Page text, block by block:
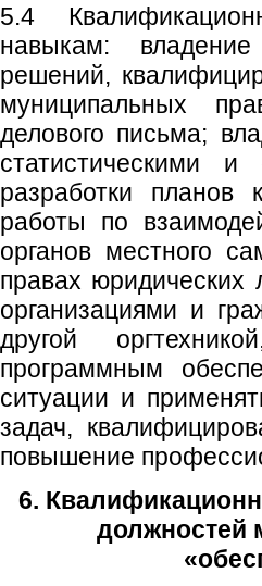
5.4
навыкам:
решений,
муниципальных
делового письма;
статистическими
разработки планов
работы по
органов местного
правах юридических
организациями и
другой
программным
ситуации и
задач,
повышение
6.
должностей